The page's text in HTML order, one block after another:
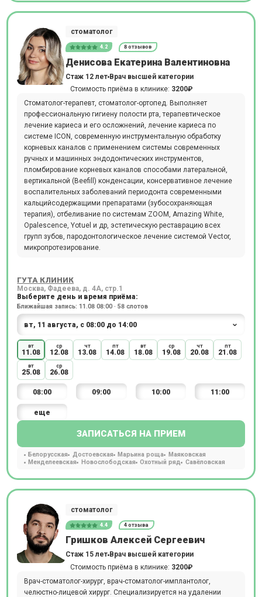
стоматолог
4.2 8 отзывов
Денисова Екатерина Валентиновна
Стаж 12 лет Врач высшей категории
Стоимость приёма в клинике: 3200₽
Стоматолог-терапевт, стоматолог-ортопед. Выполняет
профессиональную гигиену полости рта, терапевтическое
лечение кариеса и его осложнений, лечение кариеса по
системе ICON, современную инструментальную обработку
корневых каналов с применением системы современных
ручных и машинных эндодонтических инструментов,
пломбирование корневых каналов способами латеральной,
вертикальной (Beefill) конденсации, консервативное лечение
воспалительных заболеваний периодонта современными
кальцийсодержащими препаратами (зубосохраняющая
терапия), отбеливание по системам ZOOM, Amazing White,
Opalescence, Yotuel и др, эстетическую реставрацию всех
групп зубов, пародонтологическое лечение системой Vector,
микропротезирование.
ГУТА КЛИНИК
Москва, Фадеева, д. 4А, стр.1
Выберите день и время приёма:
Ближайшая запись: 11.08 08:00 · 58 слотов
вт
11.08
ср
12.08
чт
13.08
пт
14.08
вт
18.08
ср
19.08
чт
20.08
пт
21.08
вт
25.08
ср
26.08
08:00 09:00 10:00 11:00
еще
ЗАПИСАТЬСЯ НА ПРИЕМ
Белорусская Достоевская Марьина роща
Маяковская
Менделеевская
Новослободская Охотный ряд Савёловская
стоматолог
4.4 4 отзыва
Гришков Алексей Сергеевич
Стаж 15 лет Врач высшей категории
Стоимость приёма в клинике: 3200₽
Врач-стоматолог-хирург, врач-стоматолог-имплантолог,
челюстно-лицевой хирург. Специализируется на удалении